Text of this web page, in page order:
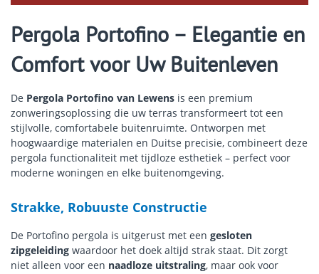
Pergola Portofino – Elegantie en
Comfort voor Uw Buitenleven
De Pergola Portofino van Lewens is een premium
zonweringsoplossing die uw terras transformeert tot een
stijlvolle, comfortabele buitenruimte. Ontworpen met
hoogwaardige materialen en Duitse precisie, combineert deze
pergola functionaliteit met tijdloze esthetiek – perfect voor
moderne woningen en elke buitenomgeving.
Strakke, Robuuste Constructie
De Portofino pergola is uitgerust met een gesloten
zipgeleiding waardoor het doek altijd strak staat. Dit zorgt
niet alleen voor een naadloze uitstraling, maar ook voor